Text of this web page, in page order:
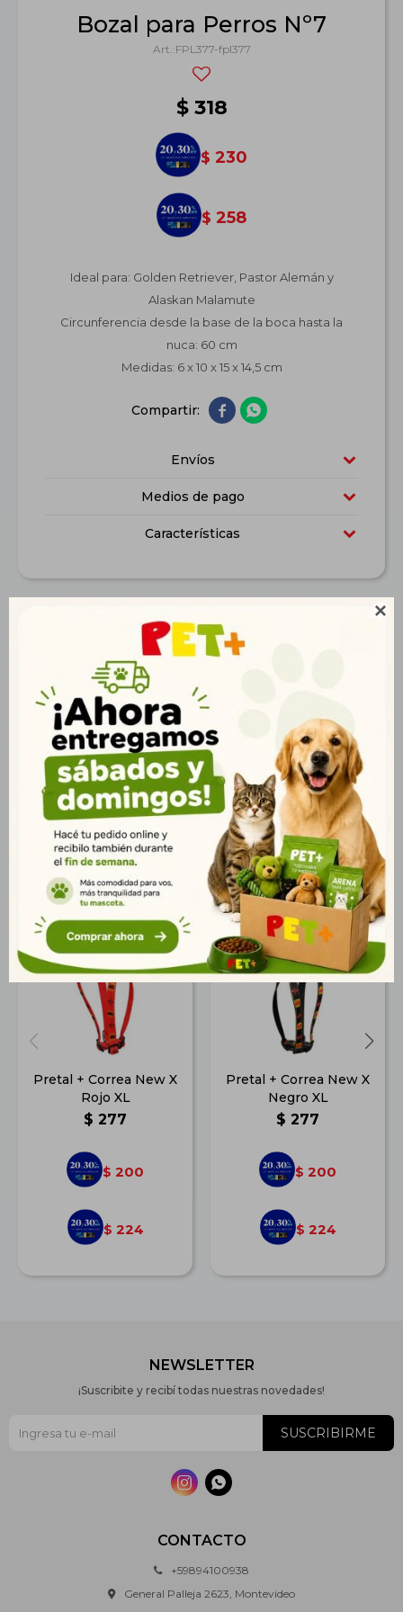

Bozal para Perros Nº7
FPL377-fpl377
$ 318
$ 230
$ 258
Ideal para: Golden Retriever, Pastor Alemán y
Alaskan Malamute
Circunferencia desde la base de la boca hasta la
nuca: 60 cm
Medidas: 6 x 10 x 15 x 14,5 cm
 
Envíos
Medios de pago
Características
Descripción
Ideal para: Golden Retriever, Pastor Alemán y Alaskan
Malamute Circunferencia desde la base de la boca hasta la
nuca: 60 cm Medidas: 6 x 10 x 15 x 14,5 cm
Productos que te pueden interesar
Pretal + Correa New X
Rojo XL
$ 277
$ 200
$ 224
Pretal + Correa New X
Negro XL
$ 277
$ 200
$ 224
CONTACTO
+59894100938
General Palleja 2623, Montevideo
NEWSLETTER
¡Suscribite y recibí todas nuestras novedades!
SUSCRIBIRME
 